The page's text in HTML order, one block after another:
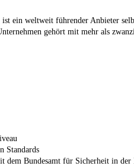
ein weltweit führender Anbieter
gehört mit mehr als
Standards
dem Bundesamt für Sicherheit in